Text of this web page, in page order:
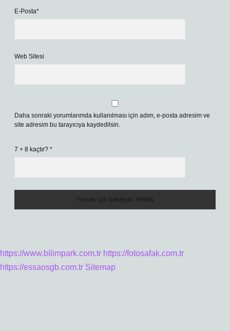
E-Posta*
Web Sitesi
Daha sonraki yorumlarımda kullanılması için adım, e-posta adresim ve
site adresim bu tarayıcıya kaydedilsin.
7 + 8 kaçtır? *
https://www.bilimpark.com.tr https://fotosafak.com.tr
https://essaosgb.com.tr Sitemap